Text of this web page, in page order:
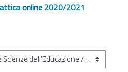
online 2020/2021